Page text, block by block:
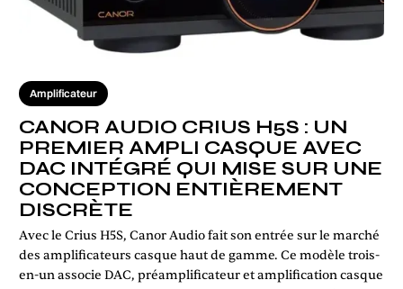
Amplificateur
CANOR AUDIO CRIUS H5S : UN
PREMIER AMPLI CASQUE AVEC
DAC INTÉGRÉ QUI MISE SUR UNE
CONCEPTION ENTIÈREMENT
DISCRÈTE
Avec le Crius H5S, Canor Audio fait son entrée sur le marché
des amplificateurs casque haut de gamme. Ce modèle trois-
en-un associe DAC, préamplificateur et amplification casque